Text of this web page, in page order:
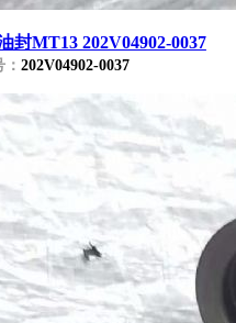
封MT13 202V04902-0037
202V04902-0037